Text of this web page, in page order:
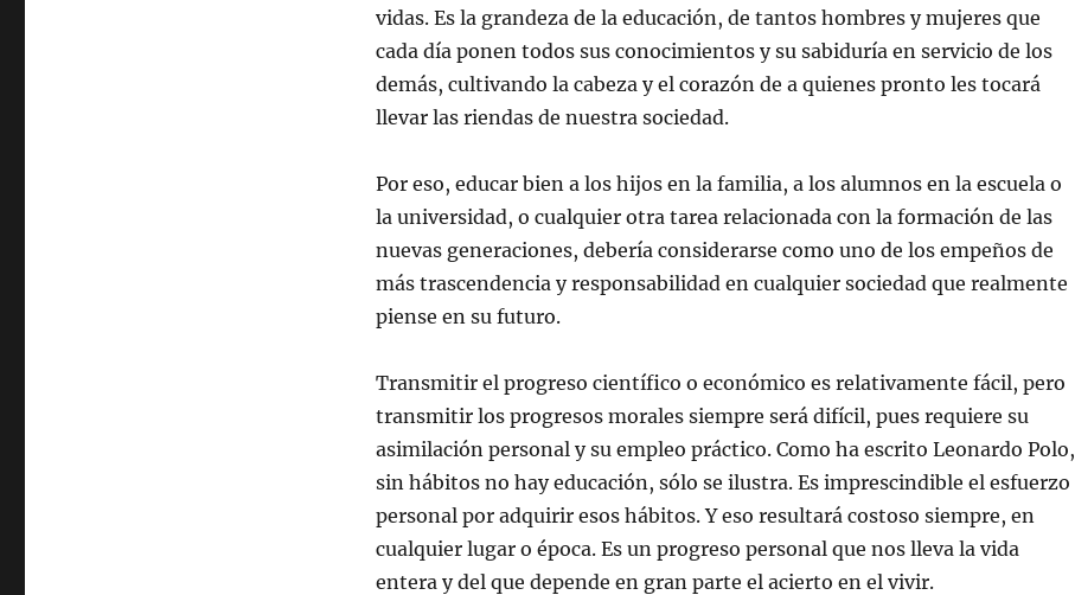
vidas. Es la grandeza de la educación, de tantos hombres y mujeres que
cada día ponen todos sus conocimientos y su sabiduría en servicio de los
demás, cultivando la cabeza y el corazón de a quienes pronto les tocará
llevar las riendas de nuestra sociedad.
Por eso, educar bien a los hijos en la familia, a los alumnos en la escuela o
la universidad, o cualquier otra tarea relacionada con la formación de las
nuevas generaciones, debería considerarse como uno de los empeños de
más trascendencia y responsabilidad en cualquier sociedad que realmente
piense en su futuro.
Transmitir el progreso científico o económico es relativamente fácil, pero
transmitir los progresos morales siempre será difícil, pues requiere su
asimilación personal y su empleo práctico. Como ha escrito Leonardo Polo,
sin hábitos no hay educación, sólo se ilustra. Es imprescindible el esfuerzo
personal por adquirir esos hábitos. Y eso resultará costoso siempre, en
cualquier lugar o época. Es un progreso personal que nos lleva la vida
entera y del que depende en gran parte el acierto en el vivir.